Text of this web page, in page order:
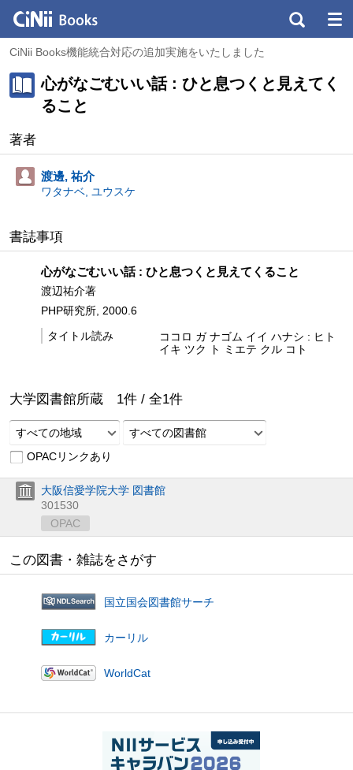
CiNii Books機能統合対応の追加実施をいたしました
心がなごむいい話 : ひと息つくと見えてく
ること
著者
渡邊, 祐介
ワタナベ, ユウスケ
書誌事項
心がなごむいい話 : ひと息つくと見えてくること
渡辺祐介著
PHP研究所, 2000.6
タイトル読み
ココロ ガ ナゴム イイ ハナシ : ヒト
イキ ツク ト ミエテ クル コト
大学図書館所蔵 1件 / 全1件
すべての地域
すべての図書館
OPACリンクあり
大阪信愛学院大学 図書館
301530
OPAC
この図書・雑誌をさがす
国立国会図書館サーチ
カーリル
WorldCat